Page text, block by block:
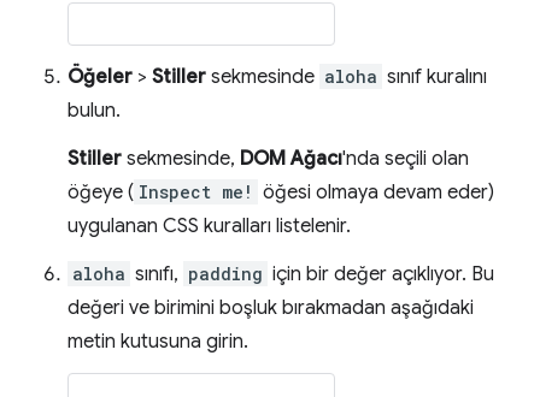
Öğeler > Stiller sekmesinde aloha sınıf kuralını
bulun.
Stiller sekmesinde, DOM Ağacı'nda seçili olan
öğeye ( Inspect me! öğesi olmaya devam eder)
uygulanan CSS kuralları listelenir.
aloha sınıfı, padding için bir değer açıklıyor. Bu
değeri ve birimini boşluk bırakmadan aşağıdaki
metin kutusuna girin.